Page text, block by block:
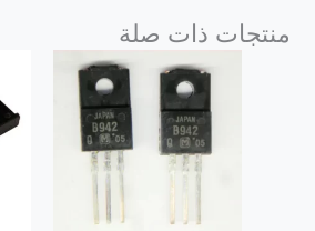
منتجات ذات صلة